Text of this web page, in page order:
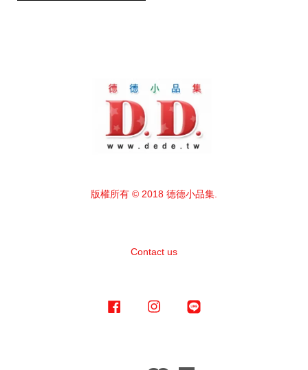
版權所有 © 2018 德德小品集.
Contact us
Facebook Instagram